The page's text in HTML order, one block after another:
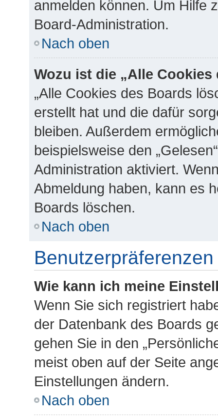
anmelden können. Um Hilfe
Board-Administration.
Nach oben
Wozu ist die „Alle
„Alle Cookies des Boards
erstellt hat und die dafür
bleiben. Außerdem
beispielsweise den
Administration aktiviert.
Abmeldung haben, kann es
Boards löschen.
Nach oben
Wie kann ich meine
Wenn Sie sich registriert
der Datenbank des Boards
gehen Sie in den
meist oben auf der Seite
Einstellungen ändern.
Nach oben